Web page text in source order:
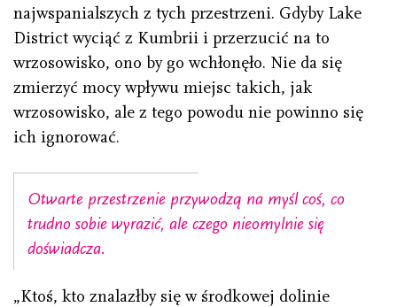
najwspanialszych z tych przestrzeni. Gdyby Lake
District wyciąć z Kumbrii i przerzucić na to
wrzosowisko, ono by go wchłonęło. Nie da się
zmierzyć mocy wpływu miejsc takich, jak
wrzosowisko, ale z tego powodu nie powinno się
ich ignorować.
Otwarte przestrzenie przywodzą na myśl coś, co
trudno sobie wyrazić, ale czego nieomylnie się
doświadcza.
„Ktoś, kto znalazłby się w środkowej dolinie